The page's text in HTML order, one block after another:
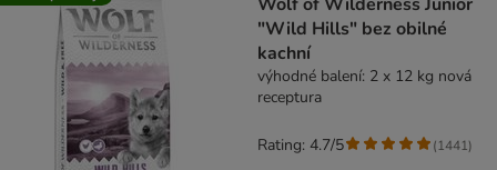
"Wild Hills" bez obilné
kachní
výhodné balení: 2 x 12 kg nová
receptura
Rating: 4.7/5 (1441)